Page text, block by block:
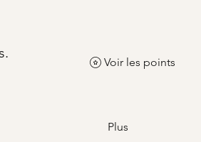
Voir les points
Plus